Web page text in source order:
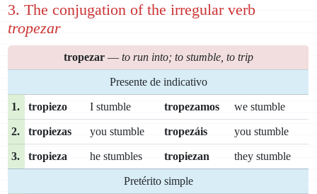
3. The conjugation of the irregular verb
tropezar
tropezar— to run into; to stumble, to trip
Presente de indicativo
1. tropiezo I stumble tropezamos we stumble
2. tropiezas you stumble tropezáis you stumble
3. tropieza he stumbles tropiezan they stumble
Pretérito simple